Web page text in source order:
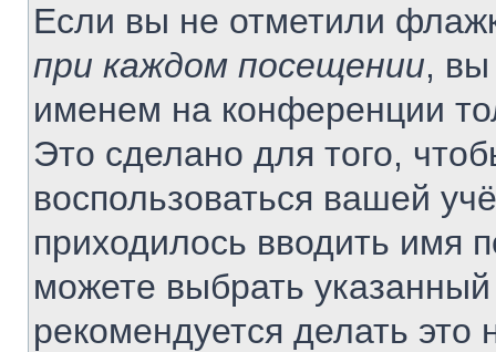
Если вы не отметили
при каждом посещении, вы
именем на конференции
Это сделано для того,
воспользоваться вашей
приходилось вводить имя
можете выбрать
рекомендуется делать